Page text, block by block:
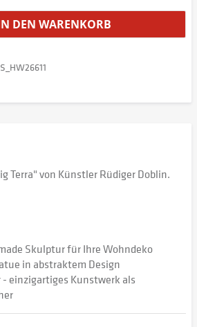
DEN WARENKORB
Terra" von Künstler Rüdiger Doblin.
Skulptur für Ihre Wohndeko
in abstraktem Design
einzigartiges Kunstwerk als